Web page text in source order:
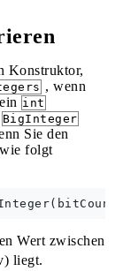
Konstruktor,
, wenn
int
BigInteger
Sie den
wie folgt
Wert zwischen
liegt.